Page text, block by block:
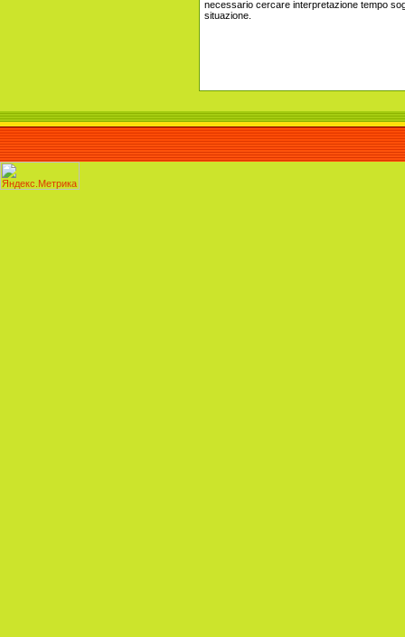
necessario cercare interpretazione tempo
situazione.